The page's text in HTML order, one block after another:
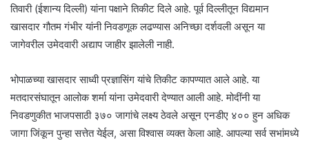
तिवारी (ईशान्य दिल्ली) यांना पक्षाने तिकीट दिले आहे. पूर्व दिल्लीतून विद्यमान
खासदार गौतम गंभीर यांनी निवडणूक लढण्यास अनिच्छा दर्शवली असून या
जागेवरील उमेदवारी अद्याप जाहीर झालेली नाही.
भोपाळच्या खासदार साध्वी प्रज्ञासिंग यांचे तिकीट कापण्यात आले आहे. या
मतदारसंघातून आलोक शर्मा यांना उमेदवारी देण्यात आली आहे. मोदींनी या
निवडणुकीत भाजपसाठी ३७० जागांचे लक्ष्य ठेवले असून एनडीए ४०० हुन अधिक
जागा जिंकून पुन्हा सत्तेत येईल, असा विश्वास व्यक्त केला आहे. आपल्या सर्व सभांमध्ये